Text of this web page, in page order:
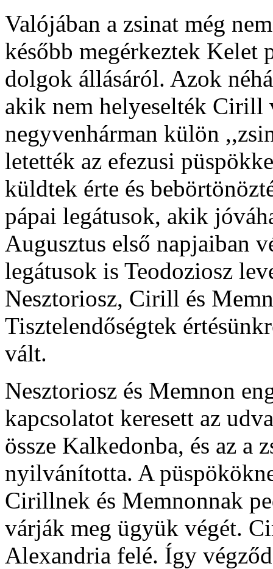
Valójában a zsinat még
később megérkeztek Kelet
dolgok állásáról. Azok
akik nem helyeselték Cirill
negyvenhárman külön
letették az efezusi
küldtek érte és
pápai legátusok, akik
Augusztus első napjaiban
legátusok is Teodoziosz
Nesztoriosz, Cirill és
Tisztelendőségtek
vált.
Nesztoriosz és Memnon
kapcsolatot keresett az
össze Kalkedonba, és az a
nyilvánította. A
Cirillnek és Memnonnak
várják meg ügyük végét.
Alexandria felé. Így